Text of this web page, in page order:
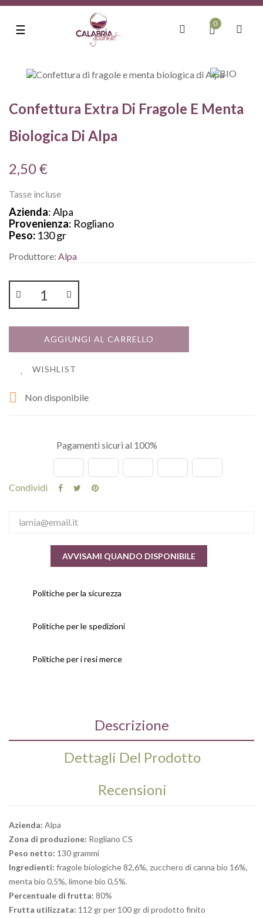
navigazione
☰ 0
Confettura Extra Di Fragole E Menta
Biologica Di Alpa
2,50 €
Tasse incluse
Azienda: Alpa
Provenienza: Rogliano
Peso: 130 gr
Produttore: Alpa
AGGIUNGI AL CARRELLO
WISHLIST
 Non disponibile
Pagamenti sicuri al 100%
Condividi
AVVISAMI QUANDO DISPONIBILE
Politiche per la sicurezza
Politiche per le spedizioni
Politiche per i resi merce
Descrizione
Dettagli Del Prodotto
Recensioni
Azienda: Alpa
Zona di produzione: Rogliano CS
Peso netto: 130 grammi
Ingredienti: fragole biologiche 82,6%, zucchero di canna bio 16%,
menta bio 0,5%, limone bio 0,5%.
Percentuale di frutta: 80%
Frutta utilizzata: 112 gr per 100 gr di prodotto finito